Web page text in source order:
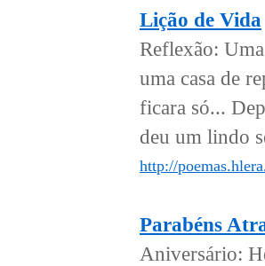
Lição de Vida
Reflexão:
uma casa de
ficara só...
deu um lindo
http://
Parabéns
Aniversário: